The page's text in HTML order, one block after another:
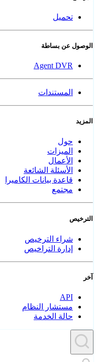
تحميل
الوصول عن بساطة
Agent DVR
المستندات
المزيد
حول
الميزات
الأعمال
الأسئلة الشائعة
قاعدة بيانات الكاميرا
مجتمع
الترخيص
شراء الترخيص
إدارة التراخيص
آخر
API
مستشار النظام
حالة الخدمة